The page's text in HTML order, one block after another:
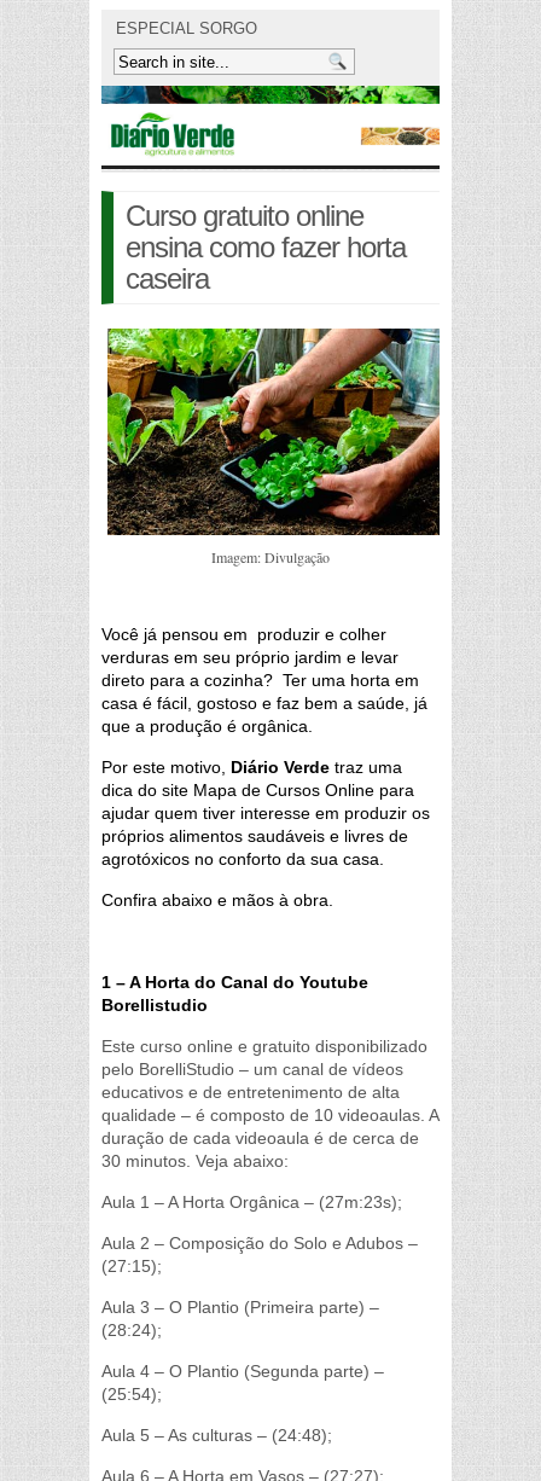
ESPECIAL SORGO
Curso gratuito online
ensina como fazer horta
caseira
Imagem: Divulgação
Você já pensou em produzir e colher
verduras em seu próprio jardim e levar
direto para a cozinha? Ter uma horta em
casa é fácil, gostoso e faz bem a saúde, já
que a produção é orgânica.
Por este motivo, Diário Verde traz uma
dica do site Mapa de Cursos Online para
ajudar quem tiver interesse em produzir os
próprios alimentos saudáveis e livres de
agrotóxicos no conforto da sua casa.
Confira abaixo e mãos à obra.
1 – A Horta do Canal do Youtube
Borellistudio
Este curso online e gratuito disponibilizado
pelo BorelliStudio – um canal de vídeos
educativos e de entretenimento de alta
qualidade – é composto de 10 videoaulas. A
duração de cada videoaula é de cerca de
30 minutos. Veja abaixo:
Aula 1 – A Horta Orgânica – (27m:23s);
Aula 2 – Composição do Solo e Adubos –
(27:15);
Aula 3 – O Plantio (Primeira parte) –
(28:24);
Aula 4 – O Plantio (Segunda parte) –
(25:54);
Aula 5 – As culturas – (24:48);
Aula 6 – A Horta em Vasos – (27:27);